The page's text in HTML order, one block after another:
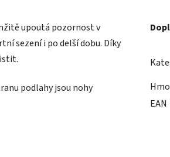
upoutá pozornost v
sezení i po delší dobu. Díky
podlahy jsou nohy
EAN